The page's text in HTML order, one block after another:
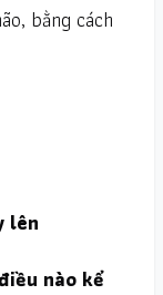
bằng cách
lên
nào kể